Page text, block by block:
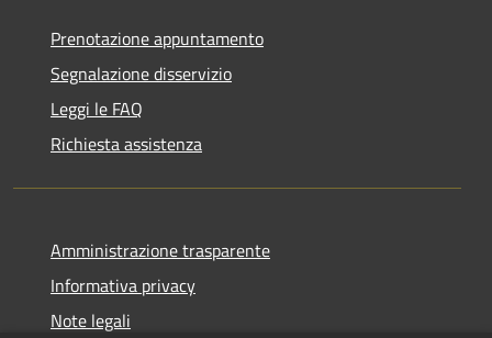
Prenotazione appuntamento
Segnalazione disservizio
Leggi le FAQ
Richiesta assistenza
Amministrazione trasparente
Informativa privacy
Note legali